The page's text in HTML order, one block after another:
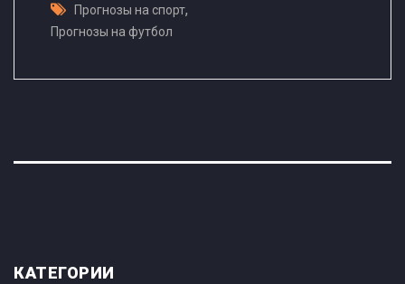
Прогнозы на спорт,
Прогнозы на футбол
КАТЕГОРИИ